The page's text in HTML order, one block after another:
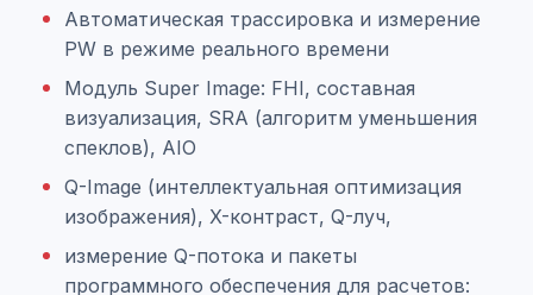
Автоматическая трассировка и измерение
PW в режиме реального времени
Модуль Super Image: FHI, составная
визуализация, SRA (алгоритм уменьшения
спеклов), AIO
Q-Image (интеллектуальная оптимизация
изображения), X-контраст, Q-луч,
измерение Q-потока и пакеты
программного обеспечения для расчетов: